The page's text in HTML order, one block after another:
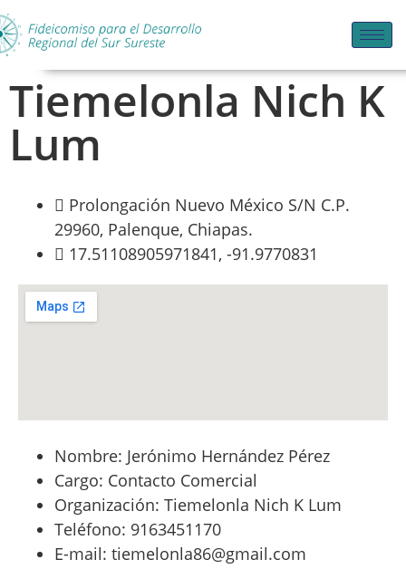
Tiemelonla Nich K
Lum
Prolongación Nuevo México S/N C.P.
29960, Palenque, Chiapas.
17.51108905971841, -91.9770831
Nombre: Jerónimo Hernández Pérez
Cargo: Contacto Comercial
Organización: Tiemelonla Nich K Lum
Teléfono: 9163451170
E-mail: tiemelonla86@gmail.com